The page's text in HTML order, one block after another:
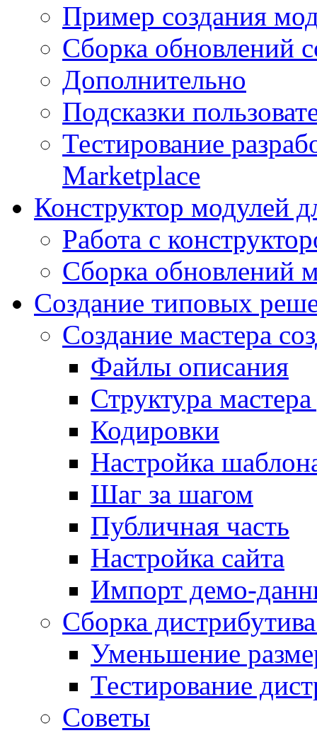
Пример создания
Сборка обновлений
Дополнительно
Подсказки
Тестирование
Marketplace
Конструктор модулей
Работа с
Сборка обновлений
Создание типовых
Создание мастера
Файлы описания
Структура
Кодировки
Настройка
Шаг за шагом
Публичная часть
Настройка сайта
Импорт демо-
Сборка
Уменьшение
Тестирование
Советы